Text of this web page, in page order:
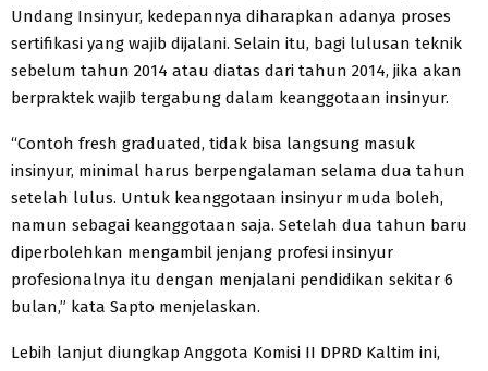
Undang Insinyur, kedepannya diharapkan adanya proses
sertifikasi yang wajib dijalani. Selain itu, bagi lulusan teknik
sebelum tahun 2014 atau diatas dari tahun 2014, jika akan
berpraktek wajib tergabung dalam keanggotaan insinyur.
“Contoh fresh graduated, tidak bisa langsung masuk
insinyur, minimal harus berpengalaman selama dua tahun
setelah lulus. Untuk keanggotaan insinyur muda boleh,
namun sebagai keanggotaan saja. Setelah dua tahun baru
diperbolehkan mengambil jenjang profesi insinyur
profesionalnya itu dengan menjalani pendidikan sekitar 6
bulan,” kata Sapto menjelaskan.
Lebih lanjut diungkap Anggota Komisi II DPRD Kaltim ini,